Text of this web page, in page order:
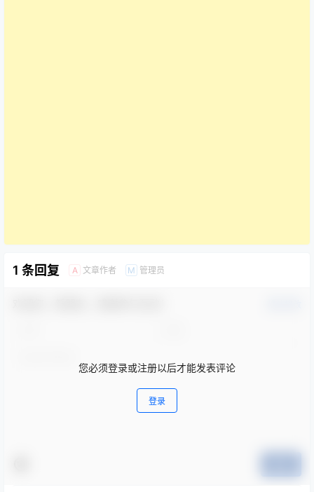
1 条回复 A 文章作者 M 管理员
您必须登录或注册以后才能发表评论
登录